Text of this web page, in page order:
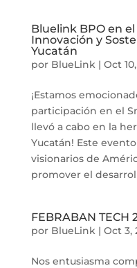
Bluelink BPO en
Innovación y
Yucatán
por BlueLink| Oct
¡Estamos
participación en el
llevó a cabo en la
Yucatán! Este
visionarios de
promover el
FEBRABAN TECH
por BlueLink| Oct 3,
Nos entusiasma